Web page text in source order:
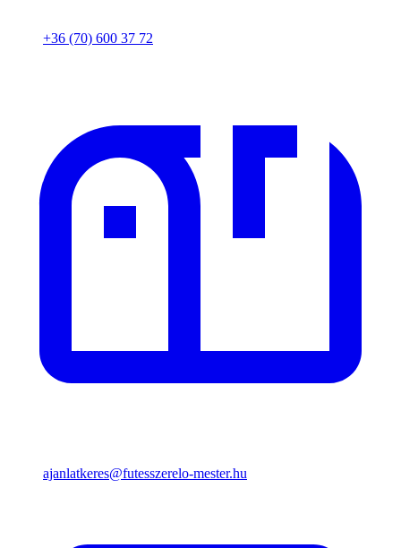
+36 (70) 600 37 72
ajanlatkeres@futesszerelo-mester.hu